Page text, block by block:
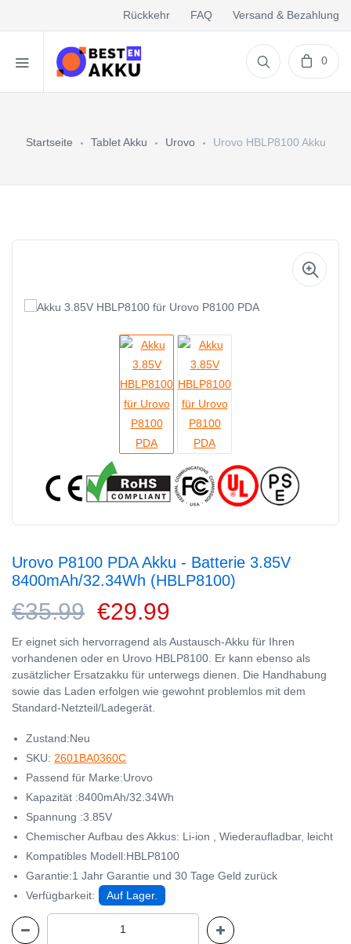
Rückkehr FAQ Versand & Bezahlung
0
Startseite Tablet Akku Urovo Urovo HBLP8100 Akku
Urovo P8100 PDA Akku - Batterie 3.85V
8400mAh/32.34Wh (HBLP8100)
€35.99 €29.99
Er eignet sich hervorragend als Austausch-Akku für Ihren
vorhandenen oder en Urovo HBLP8100. Er kann ebenso als
zusätzlicher Ersatzakku für unterwegs dienen. Die Handhabung
sowie das Laden erfolgen wie gewohnt problemlos mit dem
Standard-Netzteil/Ladegerät.
Zustand:Neu
SKU: 2601BA0360C
Passend für Marke:Urovo
Kapazität :8400mAh/32.34Wh
Spannung :3.85V
Chemischer Aufbau des Akkus: Li-ion , Wiederaufladbar, leicht
Kompatibles Modell:HBLP8100
Garantie:1 Jahr Garantie und 30 Tage Geld zurück
Verfügbarkeit:
Auf Lager.